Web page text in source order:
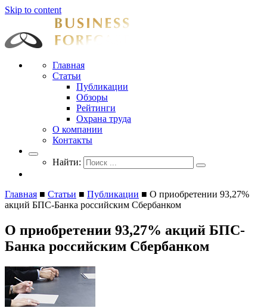
Skip to content
Businessforecast
Аналитика и прогнозирование для профессионалов
Главная
Статьи
Публикации
Обзоры
Рейтинги
Охрана труда
О компании
Контакты
Найти:
Главная ■ Статьи ■ Публикации ■ О приобретении 93,27%
акций БПС-Банка российским Сбербанком
О приобретении 93,27% акций БПС-
Банка российским Сбербанком